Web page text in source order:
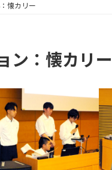
懐カリー
：懐カリー